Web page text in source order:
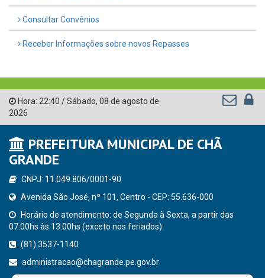
Consultar Convênios
Receber Informações sobre novos Repasses
Hora: 22:40 /Sábado, 08 de agosto de
2026
PREFEITURA MUNICIPAL DE CHÃ
GRANDE
CNPJ: 11.049.806/0001-90
Avenida São José, nº 101, Centro - CEP: 55.636-000
Horário de atendimento: de Segunda à Sexta, a partir das
07:00hs às 13:00hs (exceto nos feriados)
(81) 3537-1140
administracao@chagrande.pe.gov.br